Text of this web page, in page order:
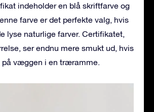
indeholder en blå skriftfarve og
farve er det perfekte valg, hvis
lyse naturlige farver. Certifikatet,
ser endnu mere smukt ud, hvis
væggen i en træramme.